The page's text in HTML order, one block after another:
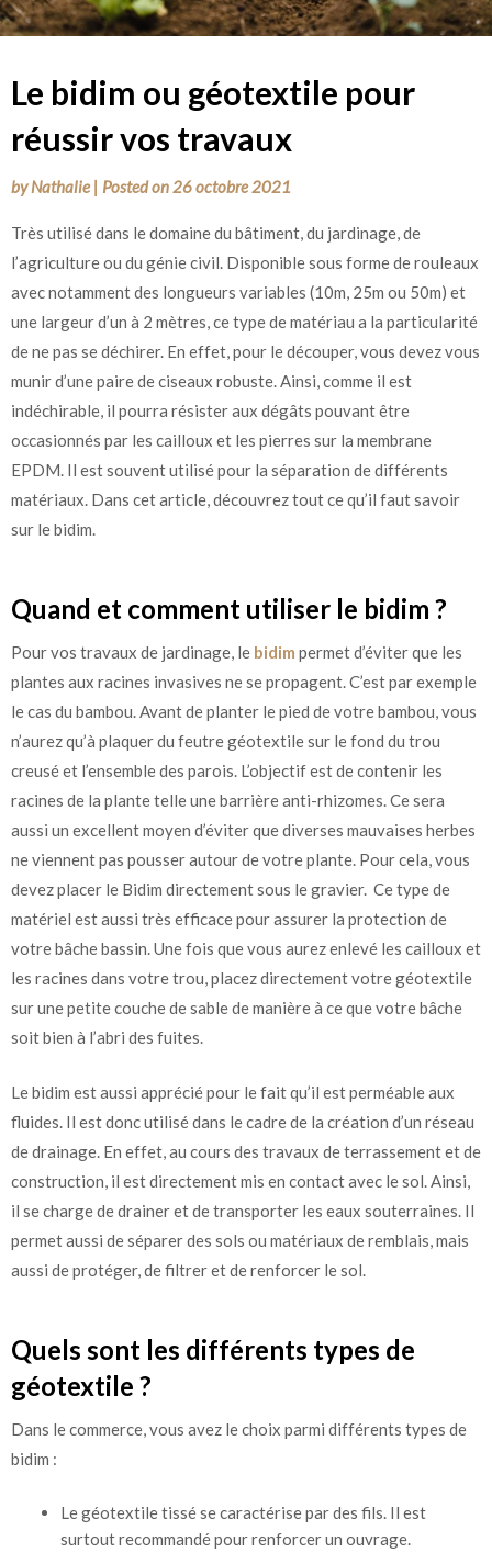
Le bidim ou géotextile pour
réussir vos travaux
byNathalie | Posted on26 octobre 2021
Très utilisé dans le domaine du bâtiment, du jardinage, de
l’agriculture ou du génie civil. Disponible sous forme de rouleaux
avec notamment des longueurs variables (10m, 25m ou 50m) et
une largeur d’un à 2 mètres, ce type de matériau a la particularité
de ne pas se déchirer. En effet, pour le découper, vous devez vous
munir d’une paire de ciseaux robuste. Ainsi, comme il est
indéchirable, il pourra résister aux dégâts pouvant être
occasionnés par les cailloux et les pierres sur la membrane
EPDM. Il est souvent utilisé pour la séparation de différents
matériaux. Dans cet article, découvrez tout ce qu’il faut savoir
sur le bidim.
Quand et comment utiliser le bidim ?
Pour vos travaux de jardinage, le bidim permet d’éviter que les
plantes aux racines invasives ne se propagent. C’est par exemple
le cas du bambou. Avant de planter le pied de votre bambou, vous
n’aurez qu’à plaquer du feutre géotextile sur le fond du trou
creusé et l’ensemble des parois. L’objectif est de contenir les
racines de la plante telle une barrière anti-rhizomes. Ce sera
aussi un excellent moyen d’éviter que diverses mauvaises herbes
ne viennent pas pousser autour de votre plante. Pour cela, vous
devez placer le Bidim directement sous le gravier. Ce type de
matériel est aussi très efficace pour assurer la protection de
votre bâche bassin. Une fois que vous aurez enlevé les cailloux et
les racines dans votre trou, placez directement votre géotextile
sur une petite couche de sable de manière à ce que votre bâche
soit bien à l’abri des fuites.
Le bidim est aussi apprécié pour le fait qu’il est perméable aux
fluides. Il est donc utilisé dans le cadre de la création d’un réseau
de drainage. En effet, au cours des travaux de terrassement et de
construction, il est directement mis en contact avec le sol. Ainsi,
il se charge de drainer et de transporter les eaux souterraines. Il
permet aussi de séparer des sols ou matériaux de remblais, mais
aussi de protéger, de filtrer et de renforcer le sol.
Quels sont les différents types de
géotextile ?
Dans le commerce, vous avez le choix parmi différents types de
bidim :
Le géotextile tissé se caractérise par des fils. Il est
surtout recommandé pour renforcer un ouvrage.